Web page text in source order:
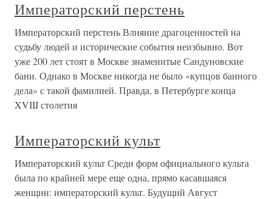
Императорский перстень
Императорский перстень Влияние драгоценностей на
судьбу людей и исторические события неизбывно. Вот
уже 200 лет стоят в Москве знаменитые Сандуновские
бани. Однако в Москве никогда не было «купцов банного
дела» с такой фамилией. Правда, в Петербурге конца
XVIII столетия
Императорский культ
Императорский культ Среди форм официального культа
была по крайней мере еще одна, прямо касавшаяся
женщин: императорский культ. Будущий Август